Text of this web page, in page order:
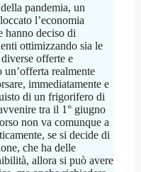
pandemia, un
l’economia
hanno deciso di
ottimizzando sia le
offerte e
realmente
immediatamente e
di un frigorifero di
tra il 1° giugno
non va comunque a
se si decide di
che ha delle
allora si può avere